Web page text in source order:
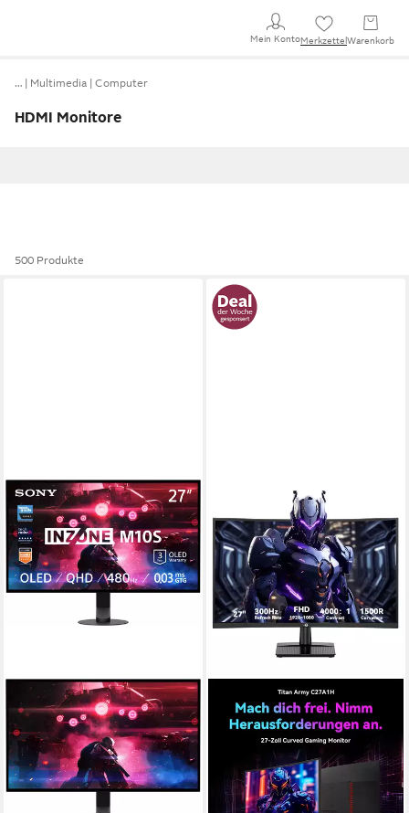
Mein KontoMerkzettel Warenkorb
… Multimedia Computer
HDMI Monitore
500 Produkte